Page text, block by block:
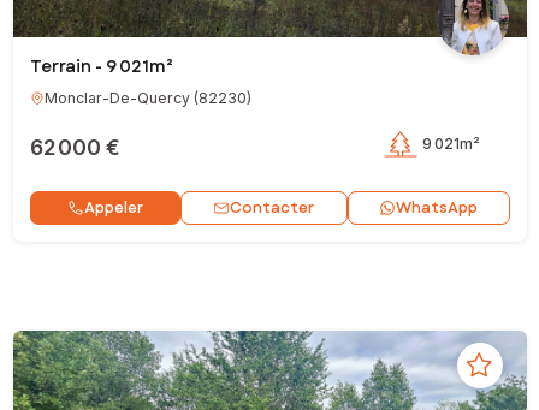
Terrain - 9 021m²
Monclar-De-Quercy(82230)
62 000 € 9 021m²
Appeler Contacter WhatsApp